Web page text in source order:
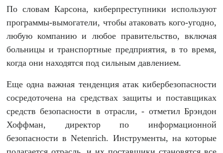
По словам Карсона, киберпреступники используют
программы-вымогатели, чтобы атаковать кого-угодно,
любую компанию и любое правительство, включая
больницы и транспортные предприятия, в то время,
когда они находятся под сильным давлением.
Еще одна важная тенденция атак кибербезопасности
сосредоточена на средствах защиты и поставщиках
средств безопасности в отрасли, - отметил Брэндон
Хоффман, директор по информационной
безопасности в Netenrich. Инструменты, на которые